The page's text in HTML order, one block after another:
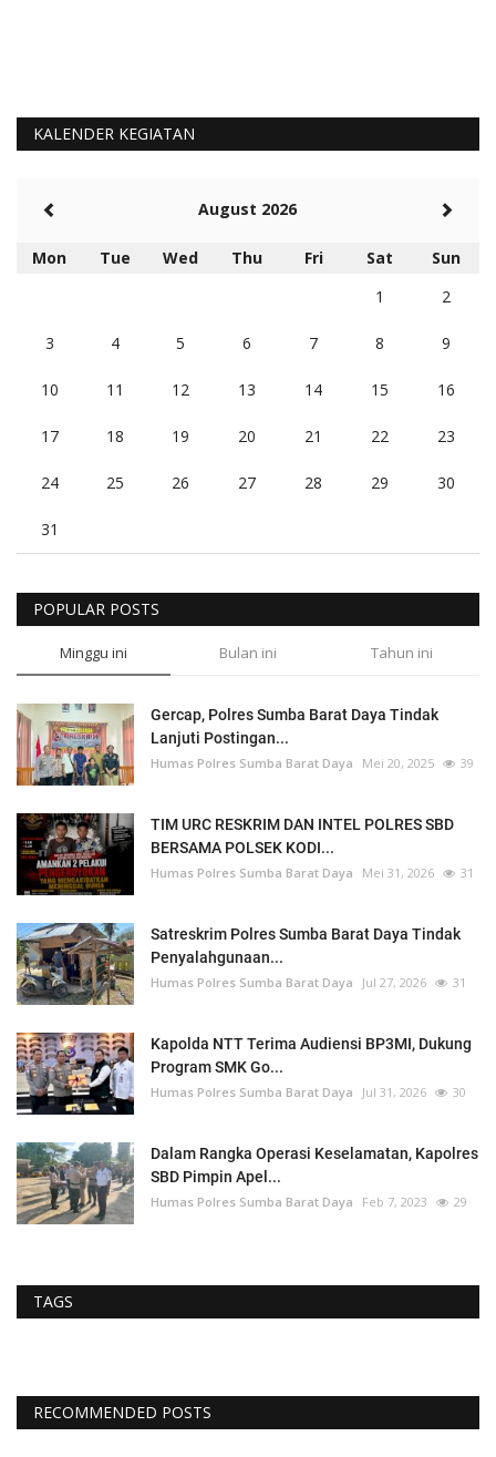
KALENDER KEGIATAN
August 2026
Mon Tue Wed Thu Fri Sat
Sun
1
2
3 4 5 6 7 8 9
10 11 12 13 14 15 16
17 18 19 20 21 22 23
24 25 26 27 28 29 30
31
POPULAR POSTS
Minggu ini Bulan ini Tahun ini
Gercap, Polres Sumba Barat Daya Tindak
Lanjuti Postingan...
Humas Polres Sumba Barat Daya Mei 20, 2025 39
TIM URC RESKRIM DAN INTEL POLRES SBD
BERSAMA POLSEK KODI...
Humas Polres Sumba Barat Daya Mei 31, 2026 31
Satreskrim Polres Sumba Barat Daya Tindak
Penyalahgunaan...
Humas Polres Sumba Barat Daya Jul 27, 2026 31
Kapolda NTT Terima Audiensi BP3MI, Dukung
Program SMK Go...
Humas Polres Sumba Barat Daya Jul 31, 2026 30
Dalam Rangka Operasi Keselamatan, Kapolres
SBD Pimpin Apel...
Humas Polres Sumba Barat Daya Feb 7, 2023 29
TAGS
RECOMMENDED POSTS